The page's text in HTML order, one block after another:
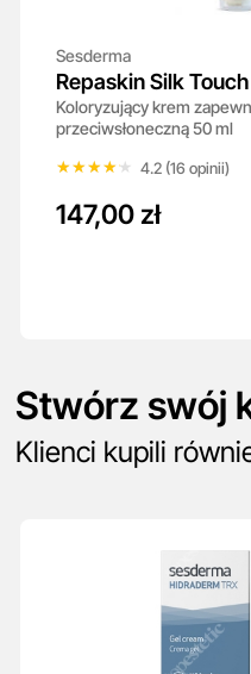
Sesderma
Repaskin Silk
Koloryzujący krem
przeciwsłoneczną 50 ml
★★★★★
★★★★★ 4.2 (16 opinii)
147,00 zł
Stwórz swój
Klienci kupili